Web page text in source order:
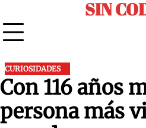
to
content
SIN
CURIOSIDADES
Con 116 años
persona más